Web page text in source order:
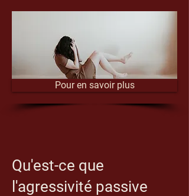
Pour en savoir plus
Qu'est-ce que
l'agressivité passive